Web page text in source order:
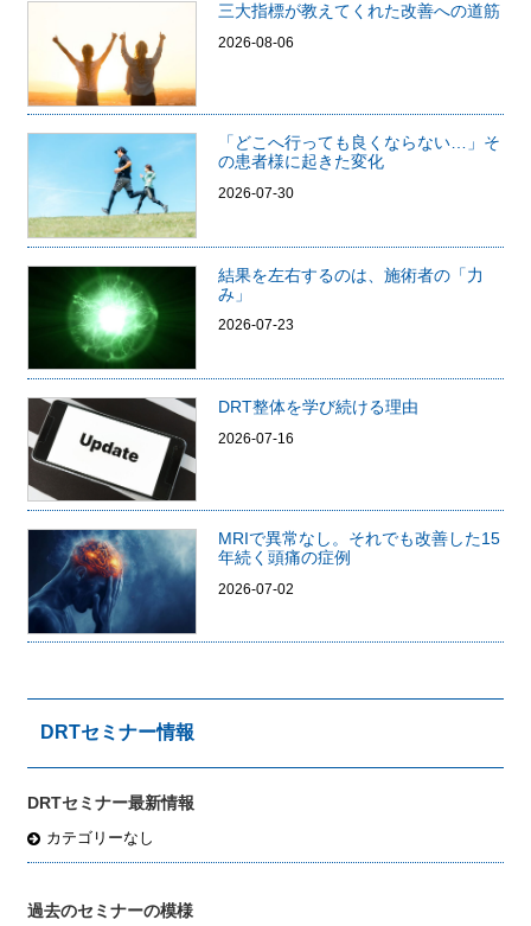
三大指標が教えてくれた改善への道筋
2026-08-06
「どこへ行っても良くならない…」そ
の患者様に起きた変化
2026-07-30
結果を左右するのは、施術者の「力
み」
2026-07-23
DRT整体を学び続ける理由
2026-07-16
MRIで異常なし。それでも改善した15
年続く頭痛の症例
2026-07-02
DRTセミナー情報
DRTセミナー最新情報
カテゴリーなし
過去のセミナーの模様